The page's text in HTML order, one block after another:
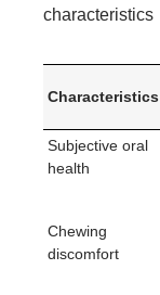
characteristics
Characteristics
Subjective oral
health
Chewing
discomfort